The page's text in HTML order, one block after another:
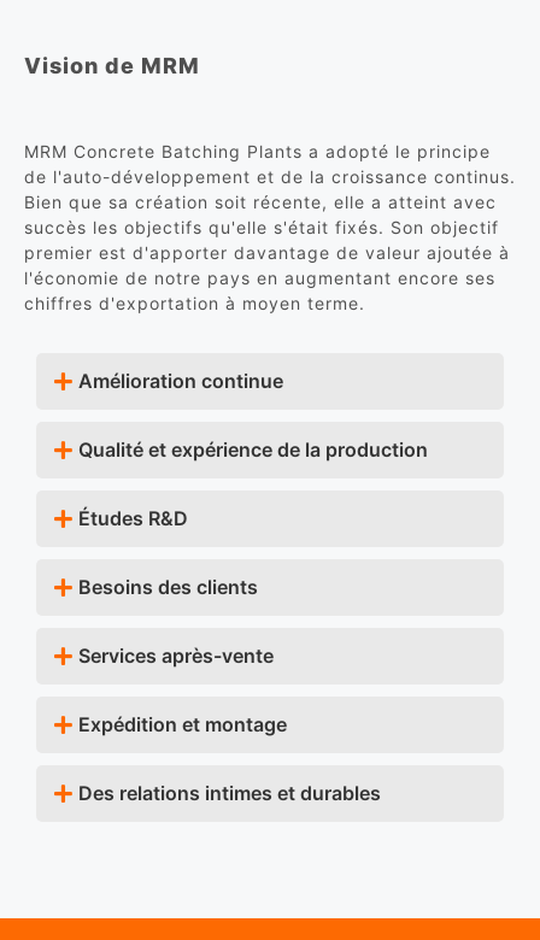
Vision de MRM
MRM Concrete Batching Plants a adopté le principe
de l'auto-développement et de la croissance continus.
Bien que sa création soit récente, elle a atteint avec
succès les objectifs qu'elle s'était fixés. Son objectif
premier est d'apporter davantage de valeur ajoutée à
l'économie de notre pays en augmentant encore ses
chiffres d'exportation à moyen terme.
Amélioration continue
Qualité et expérience de la production
Études R&D
Besoins des clients
Services après-vente
Expédition et montage
Des relations intimes et durables